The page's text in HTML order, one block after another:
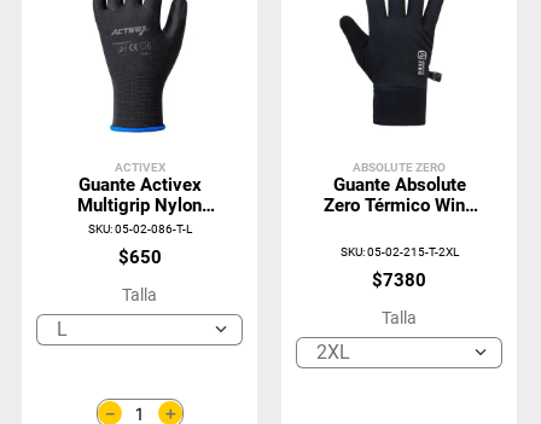
ACTIVEX
Guante Activex
Multigrip Nylon
PU/Negro
SKU:05-02-086-T-L
$650
Talla
L
＋
－
ABSOLUTE ZERO
Guante Absolute
Zero Térmico Wind
SKU:05-02-215-T-2XL
$7380
Talla
2XL